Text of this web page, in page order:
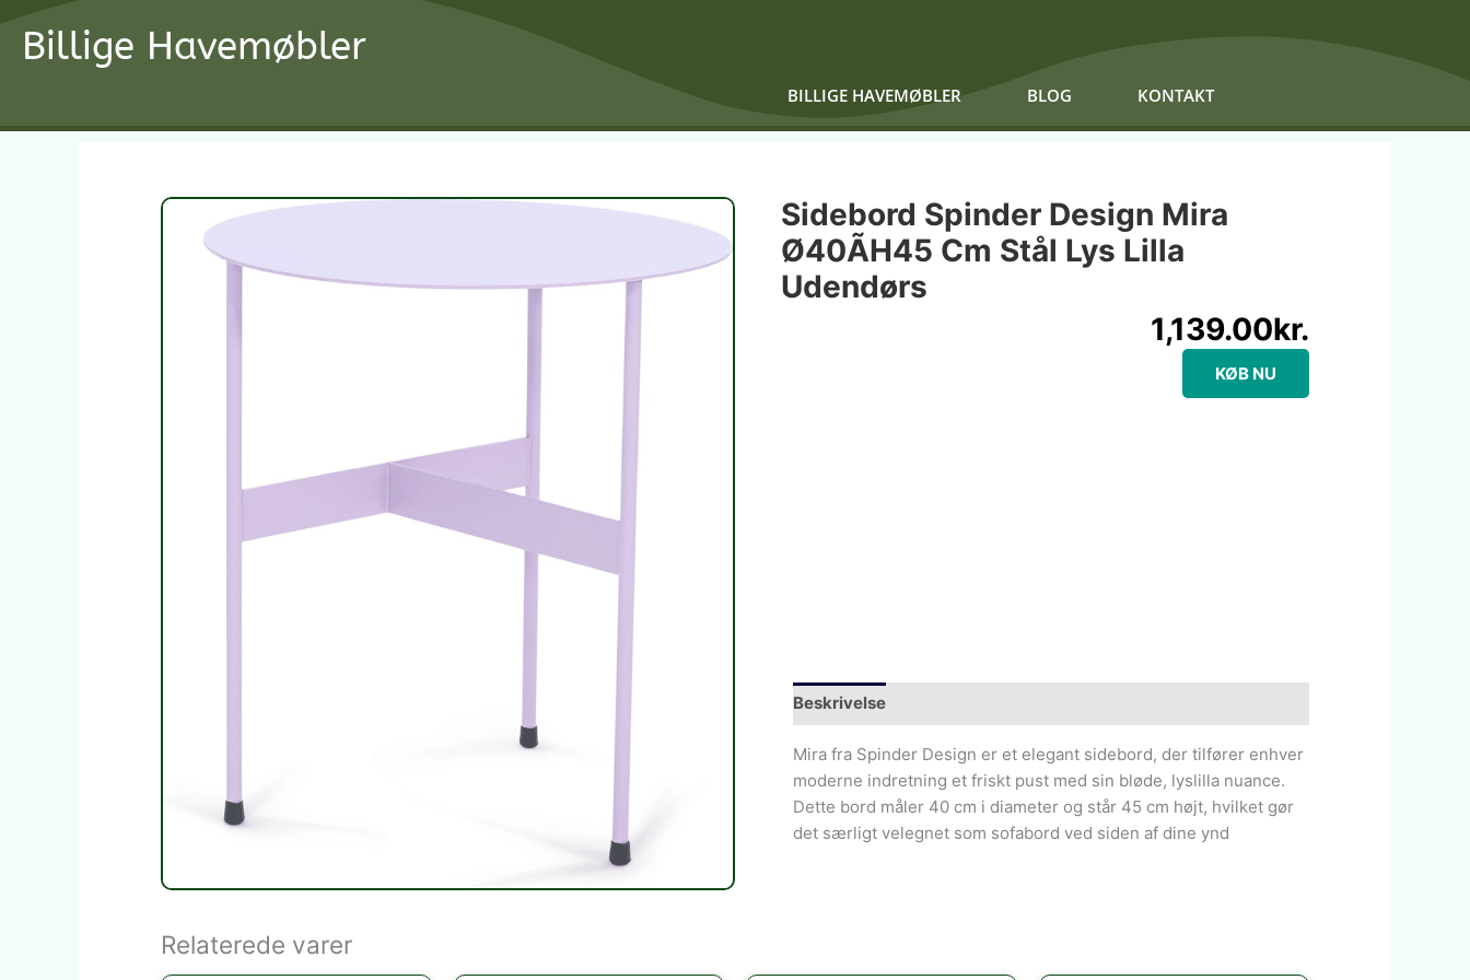
indholdet
Billige Havemøbler
BILLIGE HAVEMØBLER BLOG KONTAKT
Sidebord Spinder Design Mira
Ø40ÃH45 Cm Stål Lys Lilla
Udendørs
1,139.00kr.
KØB NU
Beskrivelse
Mira fra Spinder Design er et elegant sidebord, der tilfører enhver
moderne indretning et friskt pust med sin bløde, lyslilla nuance.
Dette bord måler 40 cm i diameter og står 45 cm højt, hvilket gør
det særligt velegnet som sofabord ved siden af dine ynd
Relaterede varer